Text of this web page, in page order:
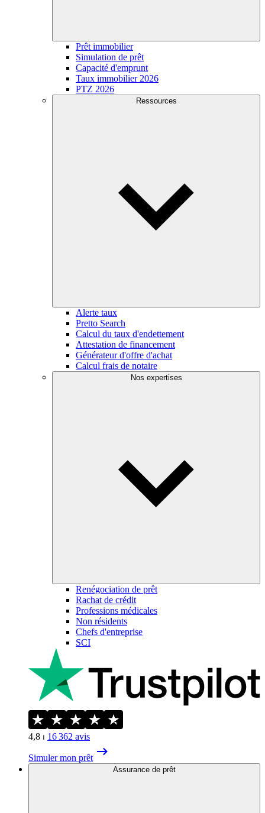
Prêt immobilier
Simulation de prêt
Capacité d'emprunt
Taux immobilier 2026
PTZ 2026
Ressources
Alerte taux
Pretto Search
Calcul du taux d'endettement
Attestation de financement
Générateur d'offre d'achat
Calcul frais de notaire
Nos expertises
Renégociation de prêt
Rachat de crédit
Professions médicales
Non résidents
Chefs d'entreprise
SCI
4,8 ⏐ 16 362 avis
Simuler mon prêt
Assurance de prêt